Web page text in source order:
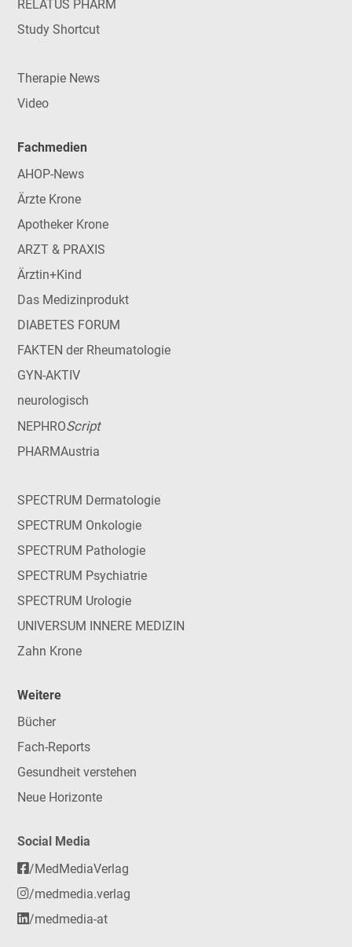
RELATUS PHARM
Study Shortcut
Therapie News
Video
Fachmedien
AHOP-News
Ärzte Krone
Apotheker Krone
ARZT & PRAXIS
Ärztin+Kind
Das Medizinprodukt
DIABETES FORUM
FAKTEN der Rheumatologie
GYN-AKTIV
neurologisch
NEPHROScript
PHARMAustria
SPECTRUM Dermatologie
SPECTRUM Onkologie
SPECTRUM Pathologie
SPECTRUM Psychiatrie
SPECTRUM Urologie
UNIVERSUM INNERE MEDIZIN
Zahn Krone
Weitere
Bücher
Fach-Reports
Gesundheit verstehen
Neue Horizonte
Social Media
/MedMediaVerlag
/medmedia.verlag
/medmedia-at